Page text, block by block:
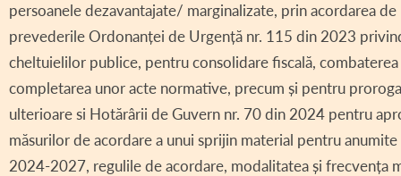
persoanele dezavantajate/ marginalizate, prin acordarea
prevederile Ordonanței de Urgență nr. 115 din 2023
cheltuielilor publice, pentru consolidare fiscală,
completarea unor acte normative, precum și pentru
ulterioare si Hotărârii de Guvern nr. 70 din 2024 pentru
măsurilor de acordare a unui sprijin material pentru
2024-2027, regulile de acordare, modalitatea și frecvența